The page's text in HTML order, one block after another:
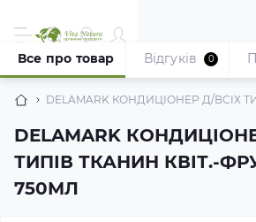
DELAMARK КОНДИЦІОНЕР Д/ВСІХ
DELAMARK
ТИПІВ ТКАНИН КВІТ.-
750МЛ
Все про товар Відгуків 0